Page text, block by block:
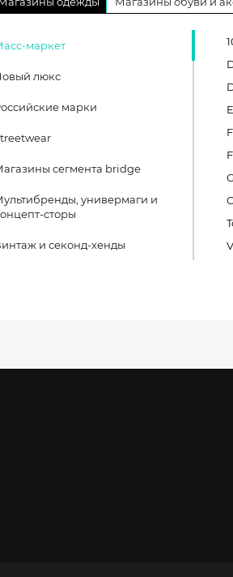
маркет
люкс
марки
сегмента bridge
универмаги и
сторы
и секонд-хенды